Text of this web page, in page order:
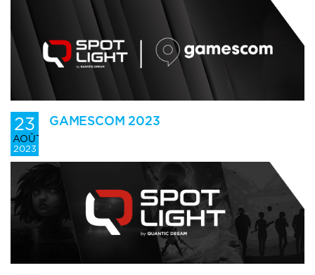
23
AOÛT
2023
GAMESCOM 2023